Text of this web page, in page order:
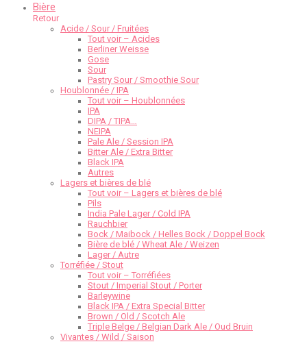
Bière
Retour
Acide / Sour / Fruitées
Tout voir – Acides
Berliner Weisse
Gose
Sour
Pastry Sour / Smoothie Sour
Houblonnée / IPA
Tout voir – Houblonnées
IPA
DIPA / TIPA…
NEIPA
Pale Ale / Session IPA
Bitter Ale / Extra Bitter
Black IPA
Autres
Lagers et bières de blé
Tout voir – Lagers et bières de blé
Pils
India Pale Lager / Cold IPA
Rauchbier
Bock / Maibock / Helles Bock / Doppel Bock
Bière de blé / Wheat Ale / Weizen
Lager / Autre
Torréfiée / Stout
Tout voir – Torréfiées
Stout / Imperial Stout / Porter
Barleywine
Black IPA / Extra Special Bitter
Brown / Old / Scotch Ale
Triple Belge / Belgian Dark Ale / Oud Bruin
Vivantes / Wild / Saison